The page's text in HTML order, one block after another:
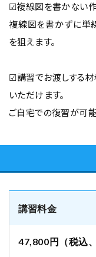
☑複線図を書かない作
複線図を書かずに単
を狙えます。
☑講習でお渡しする
いただけます。
ご自宅での復習が可能
講習料金
47,800円（税込